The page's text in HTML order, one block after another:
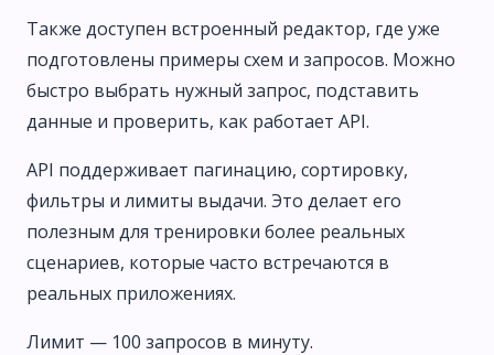
Также доступен встроенный редактор, где уже
подготовлены примеры схем и запросов. Можно
быстро выбрать нужный запрос, подставить
данные и проверить, как работает API.
API поддерживает пагинацию, сортировку,
фильтры и лимиты выдачи. Это делает его
полезным для тренировки более реальных
сценариев, которые часто встречаются в
реальных приложениях.
Лимит — 100 запросов в минуту.